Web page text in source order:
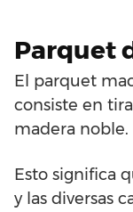
Parquet
El parquet
consiste en
madera noble.
Esto significa
y las diversas